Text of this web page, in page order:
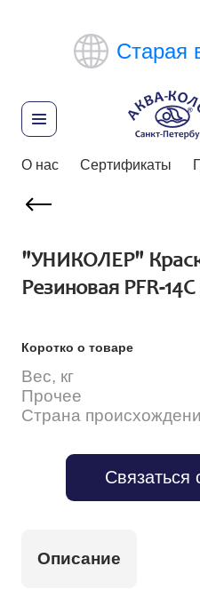
Старая
О нас Сертификаты
"УНИКОЛЕР"
Резиновая PFR-
Коротко о товаре
Вес, кг
Прочее
Страна
Связаться
Описание